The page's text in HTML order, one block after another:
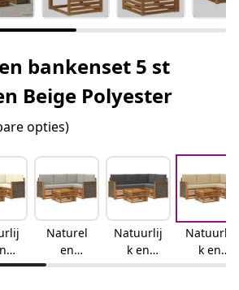
bankenset 5 st
Beige Polyester
opties)
Naturel
en
lichtgrijs
Natuurlij
k en
antraciet
Natuurlij
k en
beige